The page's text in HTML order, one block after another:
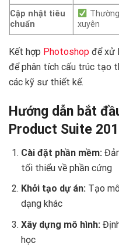
Cập nhật tiêu
chuẩn
Thường
xuyên
Kết hợp Photoshop để xử
để phân tích cấu trúc tạo
các kỹ sư thiết kế. ️
Hướng dẫn bắt
Product Suite
Cài đặt phần mềm:
tối thiểu về phần cứng
Khởi tạo dự án:Tạo
dạng khác
Xây dựng mô hình:
học